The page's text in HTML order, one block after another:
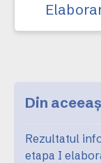
Din
Rezultatul
etapa I